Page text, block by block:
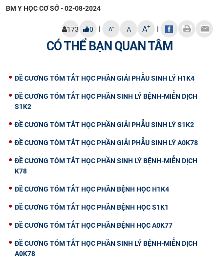
BM Y HỌC CƠ SỞ - 02-08-2024
173 0 | A- A A+ |
CÓ THỂ BẠN QUAN TÂM
ĐỀ CƯƠNG TÓM TẮT HỌC PHẦN GIẢI PHẪU SINH LÝ H1K4
ĐỀ CƯƠNG TÓM TẮT HỌC PHẦN SINH LÝ BỆNH-MIỄN DỊCH
S1K2
ĐỀ CƯƠNG TÓM TẮT HỌC PHẦN GIẢI PHẪU SINH LÝ S1K2
ĐỀ CƯƠNG TÓM TẮT HỌC PHẦN GIẢI PHẪU SINH LÝ A0K78
ĐỀ CƯƠNG TÓM TẮT HỌC PHẦN SINH LÝ BỆNH-MIỄN DỊCH
K78
ĐỀ CƯƠNG TÓM TẮT HỌC PHẦN BỆNH HỌC H1K4
ĐỀ CƯƠNG TÓM TẮT HỌC PHẦN BỆNH HỌC S1K1
ĐỀ CƯƠNG TÓM TẮT HỌC PHẦN BỆNH HỌC A0K77
ĐỀ CƯƠNG TÓM TẮT HỌC PHẦN SINH LÝ BỆNH-MIỄN DỊCH
A0K78